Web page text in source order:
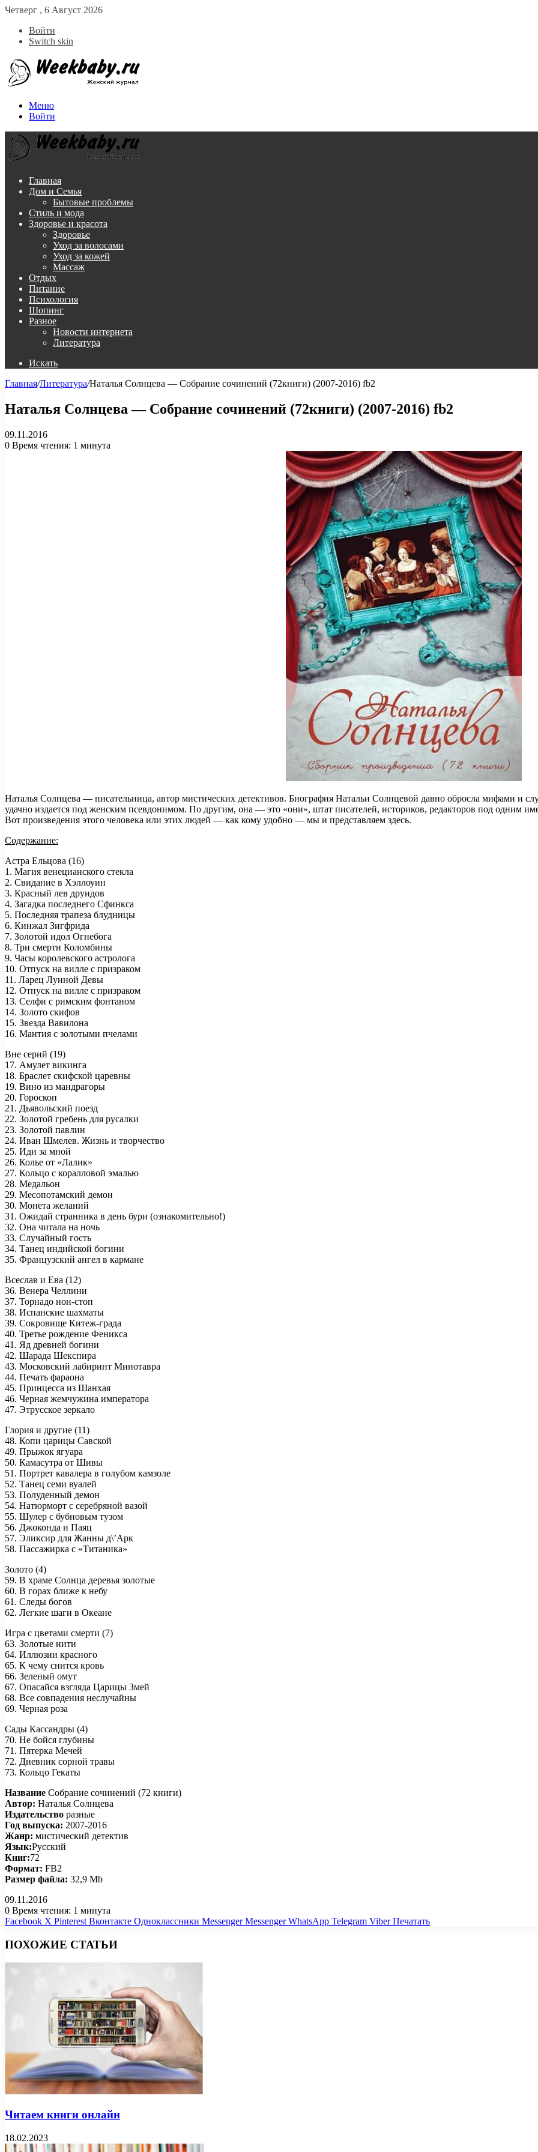
Четверг , 6 Август 2026
Войти
Switch skin
Меню
Войти
Главная
Дом и Семья
Бытовые проблемы
Стиль и мода
Здоровье и красота
Здоровье
Уход за волосами
Уход за кожей
Массаж
Отдых
Питание
Психология
Шопинг
Разное
Новости интернета
Литература
Искать
Главная/Литература/Наталья Солнцева — Собрание сочинений (72книги) (2007-2016) fb2
Наталья Солнцева — Собрание сочинений (72книги) (2007-2016) fb2
09.11.2016
0 Время чтения: 1 минута
Наталья Солнцева — писательница, автор мистических детективов. Биография Натальи Солнцевой давно обросла мифами и
удачно издается под женским псевдонимом. По другим, она — это «они», штат писателей, историков, редакторов под одним
Вот произведения этого человека или этих людей — как кому удобно — мы и представляем здесь.
Содержание:
Астра Ельцова (16)
1. Магия венецианского стекла
2. Свидание в Хэллоуин
3. Красный лев друидов
4. Загадка последнего Сфинкса
5. Последняя трапеза блудницы
6. Кинжал Зигфрида
7. Золотой идол Огнебога
8. Три смерти Коломбины
9. Часы королевского астролога
10. Отпуск на вилле с призраком
11. Ларец Лунной Девы
12. Отпуск на вилле с призраком
13. Селфи с римским фонтаном
14. Золото скифов
15. Звезда Вавилона
16. Мантия с золотыми пчелами
Вне серий (19)
17. Амулет викинга
18. Браслет скифской царевны
19. Вино из мандрагоры
20. Гороскоп
21. Дьявольский поезд
22. Золотой гребень для русалки
23. Золотой павлин
24. Иван Шмелев. Жизнь и творчество
25. Иди за мной
26. Колье от «Лалик»
27. Кольцо с коралловой эмалью
28. Медальон
29. Месопотамский демон
30. Монета желаний
31. Ожидай странника в день бури (ознакомительно!)
32. Она читала на ночь
33. Случайный гость
34. Танец индийской богини
35. Французский ангел в кармане
Всеслав и Ева (12)
36. Венера Челлини
37. Торнадо нон-стоп
38. Испанские шахматы
39. Сокровище Китеж-града
40. Третье рождение Феникса
41. Яд древней богини
42. Шарада Шекспира
43. Московский лабиринт Минотавра
44. Печать фараона
45. Принцесса из Шанхая
46. Черная жемчужина императора
47. Этрусское зеркало
Глория и другие (11)
48. Копи царицы Савской
49. Прыжок ягуара
50. Камасутра от Шивы
51. Портрет кавалера в голубом камзоле
52. Танец семи вуалей
53. Полуденный демон
54. Натюрморт с серебряной вазой
55. Шулер с бубновым тузом
56. Джоконда и Паяц
57. Эликсир для Жанны д\’Арк
58. Пассажирка с «Титаника»
Золото (4)
59. В храме Солнца деревья золотые
60. В горах ближе к небу
61. Следы богов
62. Легкие шаги в Океане
Игра с цветами смерти (7)
63. Золотые нити
64. Иллюзии красного
65. К чему снится кровь
66. Зеленый омут
67. Опасайся взгляда Царицы Змей
68. Все совпадения неслучайны
69. Черная роза
Сады Кассандры (4)
70. Не бойся глубины
71. Пятерка Мечей
72. Дневник сорной травы
73. Кольцо Гекаты
Название Собрание сочинений (72 книги)
Автор: Наталья Солнцева
Издательство разные
Год выпуска: 2007-2016
Жанр: мистический детектив
Язык:Русский
Книг:72
Формат: FB2
Размер файла: 32,9 Mb
09.11.2016
0 Время чтения: 1 минута
Facebook X Pinterest Вконтакте Одноклассники Messenger Messenger WhatsApp Telegram Viber Печатать
ПОХОЖИЕ СТАТЬИ
Читаем книги онлайн
18.02.2023